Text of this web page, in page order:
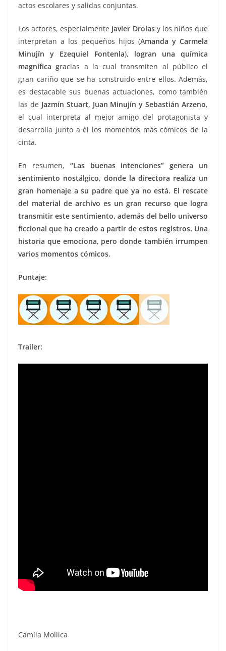
actos escolares y salidas conjuntas.
Los actores, especialmente Javier Drolasy los niños que
interpretan a los pequeños hijos (Amanda y Carmela
Minujín y Ezequiel Fontenla), logran una química
magnífica gracias a la cual transmiten al público el
gran cariño que se ha construido entre ellos. Además,
es destacable sus buenas actuaciones, como también
las de Jazmín Stuart, Juan Minujín y Sebastián Arzeno,
el cual interpreta al mejor amigo del protagonista y
desarrolla junto a él los momentos más cómicos de la
cinta.
En resumen, “Las buenas intenciones” genera un
sentimiento nostálgico, donde la directora realiza un
gran homenaje a su padre que ya no está. El rescate
del material de archivo es un gran recurso que logra
transmitir este sentimiento, además del bello universo
ficcional que ha creado a partir de estos registros. Una
historia que emociona, pero donde también irrumpen
varios momentos cómicos.
Puntaje:
Trailer:
Camila Mollica